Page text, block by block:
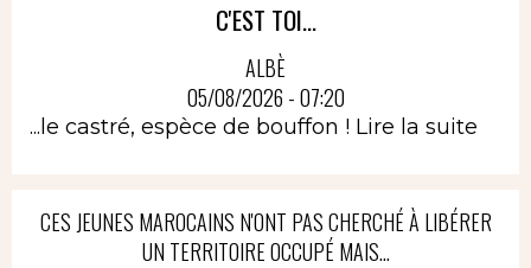
C'EST TOI...
ALBÈ
05/08/2026 - 07:20
...le castré, espèce de bouffon ! Lire la suite
CES JEUNES MAROCAINS N'ONT PAS CHERCHÉ À LIBÉRER
UN TERRITOIRE OCCUPÉ MAIS...